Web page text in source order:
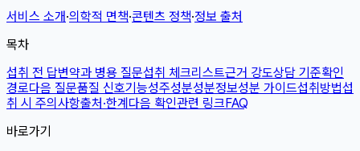
서비스 소개·의학적 면책·콘텐츠 정책·정보 출처
목차
섭취 전 답변약과 병용 질문섭취 체크리스트근거 강도상담 기준확인
경로다음 질문품질 신호기능성주성분성분정보성분 가이드섭취방법섭
취 시 주의사항출처·한계다음 확인관련 링크FAQ
바로가기